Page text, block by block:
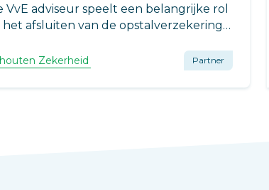
VvE adviseur speelt een belangrijke rol
het afsluiten van de opstalverzekering
voor het signaleren van
en het op de juiste wijze
daarvan aan de verzekeraar.
Zekerheid Partner